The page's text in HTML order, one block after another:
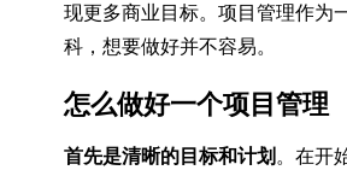
现更多商业目标。项目管理作为
科，想要做好并不容易。
怎么做好一个项目管理
首先是清晰的目标和计划 。在开